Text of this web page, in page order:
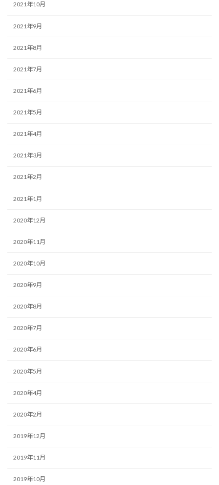
2021年10月
2021年9月
2021年8月
2021年7月
2021年6月
2021年5月
2021年4月
2021年3月
2021年2月
2021年1月
2020年12月
2020年11月
2020年10月
2020年9月
2020年8月
2020年7月
2020年6月
2020年5月
2020年4月
2020年2月
2019年12月
2019年11月
2019年10月